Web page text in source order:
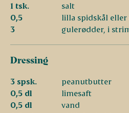
1 tsk.
salt
0,5
lilla spidskål
3
gulerødder, i
Dressing
3 spsk.
peanutbutter
0,5 dl
limesaft
0,5 dl
vand